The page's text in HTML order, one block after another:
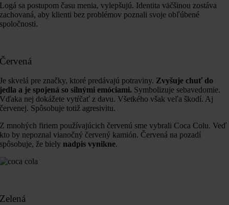
Logá sa postupom času menia, vylepšujú. Identita väčšinou zostáva
zachovaná, aby klienti bez problémov poznali svoje obľúbené
spoločnosti.
Červená
Je skvelá pre značky, ktoré predávajú potraviny. Zvyšuje chuť do
jedla a je spojená so silnými emóciami. Symbolizuje sebavedomie.
Vďaka nej dokážete vytŕčať z davu. Všetkého však veľa škodí. Aj
červenej. Spôsobuje totiž agresivitu.
Z mnohých firiem používajúcich červenú sme vybrali Coca Colu. Veď
kto by nepoznal vianočný červený kamión. Červená na pozadí
spôsobuje, že biely nadpis vynikne.
Zelená